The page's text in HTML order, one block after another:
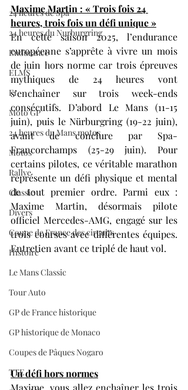
24 heures de Spa
24 heures du Nurburgring
Endurance
ELMS
F1
Moto GP
24 heures du Mans motos
Motos
Rallye
Classic
Divers
Coupe de France des circuits
Histoire
Le Mans Classic
Tour Auto
GP de France historique
GP historique de Monaco
Coupes de Pâques Nogaro
TTE
Maxime Martin : « Trois fois 24
heures, trois fois un défi unique »
En cette saison 2025, l’endurance
européenne s’apprête à vivre un mois
de juin hors norme car trois épreuves
mythiques de 24 heures vont
s’enchaîner sur trois week-ends
consécutifs. D’abord Le Mans (11-15
juin), puis le Nürburgring (19-22 juin),
avant de conclure par Spa-
Francorchamps (25-29 juin). Pour
certains pilotes, ce véritable marathon
représente un défi physique et mental
de tout premier ordre. Parmi eux :
Maxime Martin, désormais pilote
officiel Mercedes-AMG, engagé sur les
trois courses avec différentes équipes.
Entretien avant ce triplé de haut vol.
Un défi hors normes